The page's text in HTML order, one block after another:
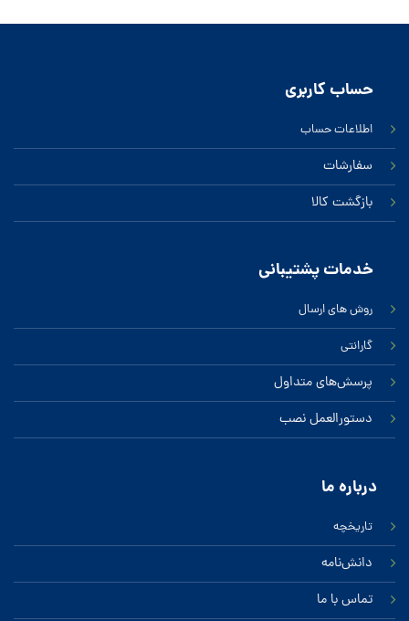
حساب کاربری
اطلاعات حساب
سفارشات
بازگشت کالا
خدمات پشتیبانی
روش های ارسال
گارانتی
پرسش‌های متداول
دستورالعمل نصب
درباره ‌ما
تاریخچه
دانش‌نامه
تماس‌ با‌ ما